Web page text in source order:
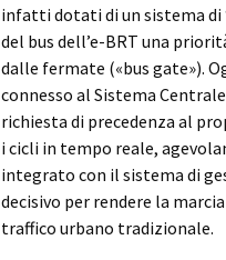
infatti dotati di un sistema di
del bus dell’e-BRT una
dalle fermate («bus gate»).
connesso al Sistema Centrale
richiesta di precedenza al
i cicli in tempo reale,
integrato con il sistema di
decisivo per rendere la
traffico urbano tradizionale.